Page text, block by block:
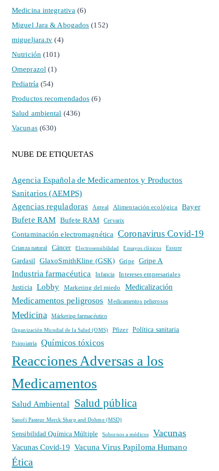
Medicina integrativa (6)
Miguel Jara & Abogados (152)
migueljara.tv (4)
Nutrición (101)
Omeprazol (1)
Pediatría (54)
Productos recomendados (6)
Salud ambiental (436)
Vacunas(630)
NUBE DE ETIQUETAS
Agencia Española de Medicamentos y Productos
Sanitarios (AEMPS)
Agencias reguladoras
Agreal Alimentación ecológica Bayer
Bufete RAM Bufete RAM Cervarix
Contaminación electromagnética Coronavirus Covid-19
Crianza natural Cáncer Electrosensibilidad Ensayos clínicos Essure
Gardasil GlaxoSmithKline (GSK) Gripe Gripe A
Industria farmacéutica Infancia
Intereses empresariales
Justicia
Lobby Marketing del miedo Medicalización
Medicamentos peligrosos Medicamentos peligrosos
Medicina Márketing farmacéutico
Organización Mundial de la Salud (OMS) Pfizer Política sanitaria
Psiquiatría Químicos tóxicos
Reacciones Adversas a los
Medicamentos
Salud Ambiental Salud pública
Sanofi Pasteur Merck Sharp and Dohme (MSD)
Sensibilidad Química Múltiple Sobornos a médicos Vacunas
Vacunas Covid-19 Vacuna Virus Papiloma Humano
Ética